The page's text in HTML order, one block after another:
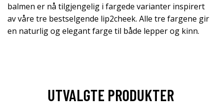
balmen er nå tilgjengelig i fargede varianter inspirert
av våre tre bestselgende lip2cheek. Alle tre fargene gir
en naturlig og elegant farge til både lepper og kinn.
UTVALGTE PRODUKTER